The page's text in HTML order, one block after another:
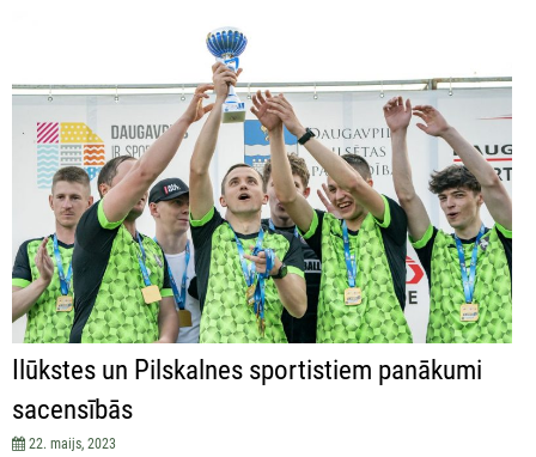
Ilūkstes un Pilskalnes sportistiem panākumi
sacensībās
22. maijs, 2023